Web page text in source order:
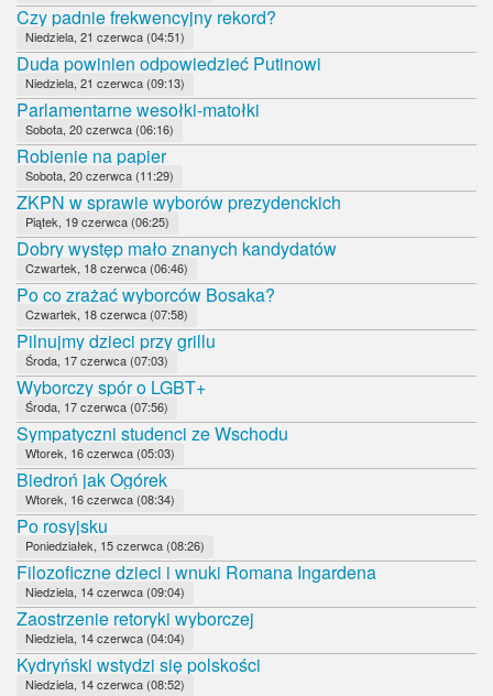
Czy padnie frekwencyjny rekord?
Niedziela, 21 czerwca (04:51)
Duda powinien odpowiedzieć Putinowi
Niedziela, 21 czerwca (09:13)
Parlamentarne wesołki-matołki
Sobota, 20 czerwca (06:16)
Robienie na papier
Sobota, 20 czerwca (11:29)
ZKPN w sprawie wyborów prezydenckich
Piątek, 19 czerwca (06:25)
Dobry występ mało znanych kandydatów
Czwartek, 18 czerwca (06:46)
Po co zrażać wyborców Bosaka?
Czwartek, 18 czerwca (07:58)
Pilnujmy dzieci przy grillu
Środa, 17 czerwca (07:03)
Wyborczy spór o LGBT+
Środa, 17 czerwca (07:56)
Sympatyczni studenci ze Wschodu
Wtorek, 16 czerwca (05:03)
Biedroń jak Ogórek
Wtorek, 16 czerwca (08:34)
Po rosyjsku
Poniedziałek, 15 czerwca (08:26)
Filozoficzne dzieci i wnuki Romana Ingardena
Niedziela, 14 czerwca (09:04)
Zaostrzenie retoryki wyborczej
Niedziela, 14 czerwca (04:04)
Kydryński wstydzi się polskości
Niedziela, 14 czerwca (08:52)